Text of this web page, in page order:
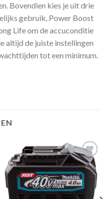
Bovendien kies je uit drie
gebruik, Power Boost
Life om de accuconditie
altijd de juiste instellingen
tot een minimum.
Toevoegen
aan
verlanglijst